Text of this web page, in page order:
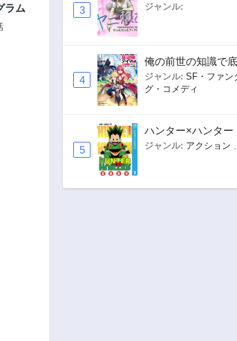
ラム 3 ジャンル:
4
俺の前世の知識で
マーが上級職にな
そうな件
ジャンル: SF・ファン
グ・コメディ
5
ハンター×ハンター
ジャンル: アクション ,